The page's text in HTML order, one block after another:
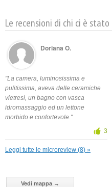
Le recensioni di chi ci è stato
Doriana O.
"La camera, luminosissima e
pulitissima, aveva delle ceramiche
vietresi, un bagno con vasca
idromassaggio ed un lettone
morbido e confortevole."
3
Leggi tutte le microreview (8) »
Vedi mappa →